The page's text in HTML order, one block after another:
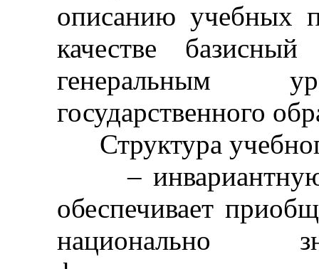
описанию учебных
качестве
генеральным
государственного
Структура
– инвариантную
обеспечивает
национально